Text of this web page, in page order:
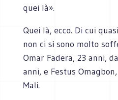
quei là».
Quei là, ecco. Di cui
non ci si sono molto
Omar Fadera, 23 anni,
anni, e Festus
Mali.